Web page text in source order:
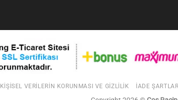
KIŞISEL VERILERIN KORUNMASI VE GIZLILIK İADE